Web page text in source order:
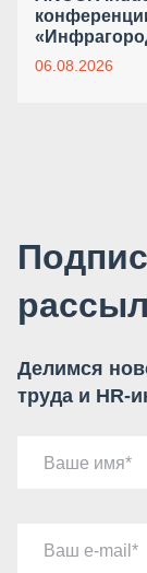
06.08.2026
Делимся
труда и HR-
Ваше имя
Ваш e-mail